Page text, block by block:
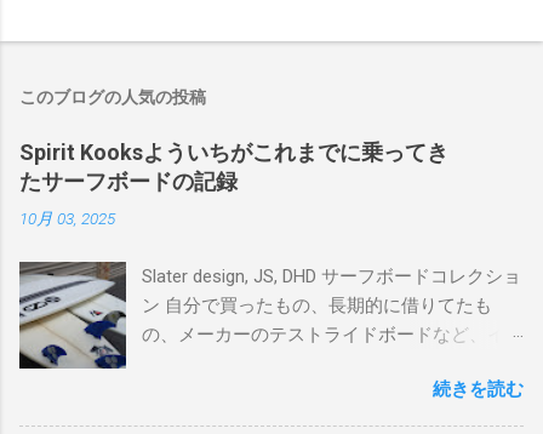
このブログの人気の投稿
Spirit Kooksよういちがこれまでに乗ってき
たサーフボードの記録
10月 03, 2025
Slater design, JS, DHD サーフボードコレクショ
ン 自分で買ったもの、長期的に借りてたも
の、メーカーのテストライドボードなど、イ
を書き残しているページです。 記録と残して
るので、過去のボードたちはもうすでに人に
続きを読む